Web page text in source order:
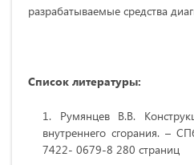
разрабатываемые средства
Список литературы:
Румянцев В.В.
внутреннего сгорания. –
7422- 0679-8 280 страниц